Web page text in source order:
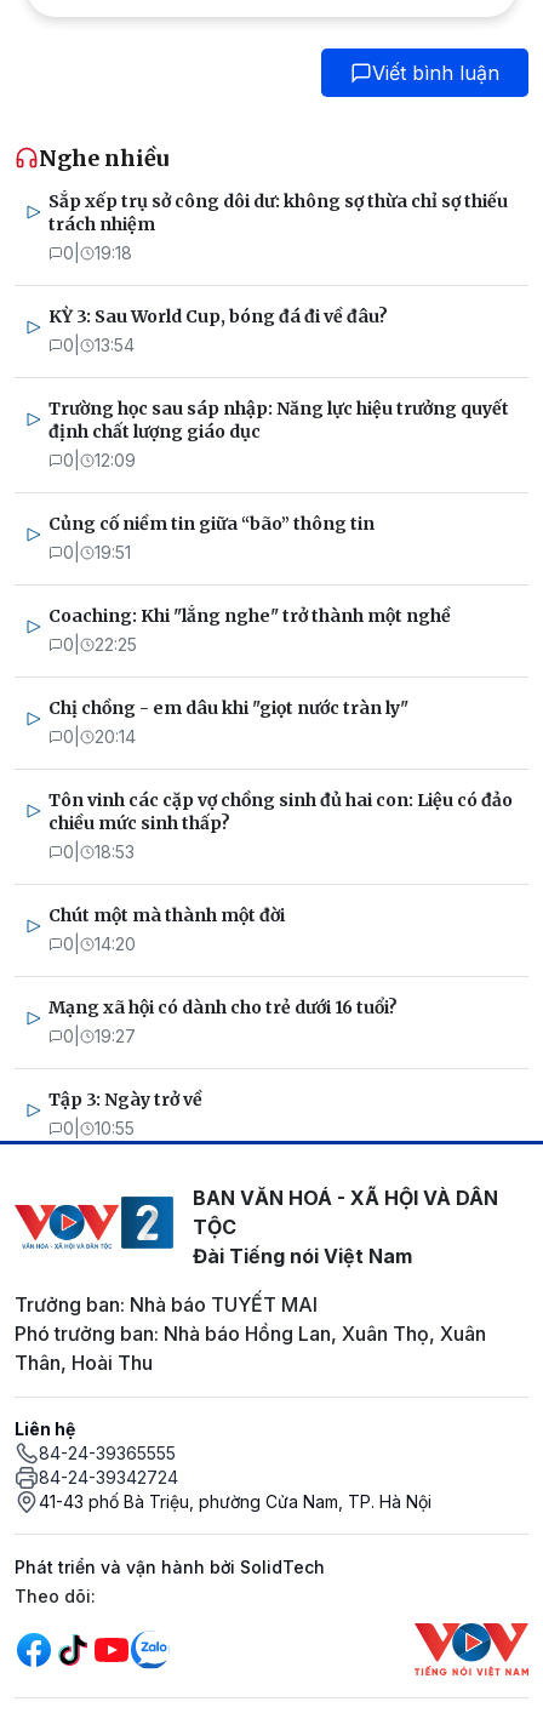
Viết bình luận
Nghe nhiều
Sắp xếp trụ sở công dôi dư: không sợ thừa chỉ sợ thiếu
trách nhiệm
0 19:18
KỲ 3: Sau World Cup, bóng đá đi về đâu?
0 13:54
Trường học sau sáp nhập: Năng lực hiệu trưởng quyết
định chất lượng giáo dục
0 12:09
Củng cố niềm tin giữa “bão” thông tin
0 19:51
Coaching: Khi "lắng nghe" trở thành một nghề
0 22:25
Chị chồng - em dâu khi "giọt nước tràn ly"
0 20:14
Tôn vinh các cặp vợ chồng sinh đủ hai con: Liệu có đảo
chiều mức sinh thấp?
0 18:53
Chút một mà thành một đời
0 14:20
Mạng xã hội có dành cho trẻ dưới 16 tuổi?
0 19:27
Tập 3: Ngày trở về
0 10:55
BAN VĂN HOÁ - XÃ HỘI VÀ DÂN
TỘC
Đài Tiếng nói Việt Nam
Trưởng ban: Nhà báo TUYẾT MAI
Phó trưởng ban: Nhà báo Hồng Lan, Xuân Thọ, Xuân
Thân, Hoài Thu
Liên hệ
84-24-39365555
84-24-39342724
41-43 phố Bà Triệu, phường Cửa Nam, TP. Hà Nội
Phát triển và vận hành bởi SolidTech
Mạng xã hội
Theo dõi: